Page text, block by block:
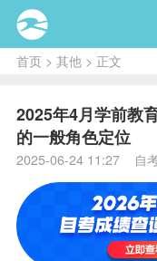
首页> 其他> 正文
2025年4月学前教
的一般角色定位
2025-06-24 11:27 自